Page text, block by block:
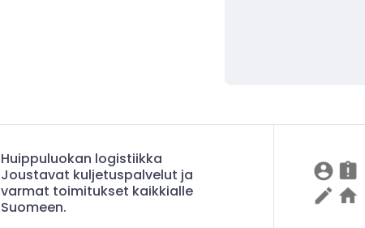
Huippuluokan logistiikka
Joustavat kuljetuspalvelut ja
varmat toimitukset kaikkialle
Suomeen.